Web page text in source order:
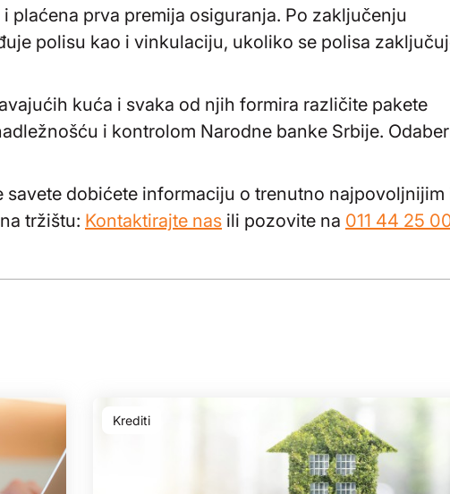
plaćena prva premija osiguranja. Po zaključenju
polisu kao i vinkulaciju, ukoliko se polisa
kuća i svaka od njih formira različite pakete
i kontrolom Narodne banke Srbije.
savete dobićete informaciju o trenutno najpovoljnijim
na tržištu: Kontaktirajte nas ili pozovite na 011 44 25
Krediti